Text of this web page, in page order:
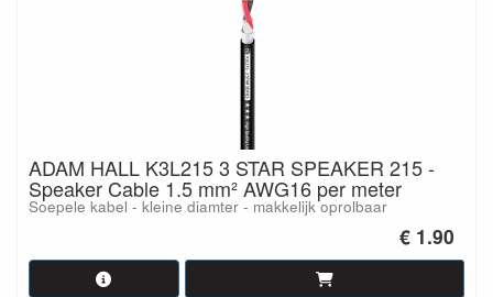
ADAM HALL K3L215 3 STAR SPEAKER 215 -
Speaker Cable 1.5 mm² AWG16 per meter
Soepele kabel - kleine diamter - makkelijk oprolbaar
€ 1.90